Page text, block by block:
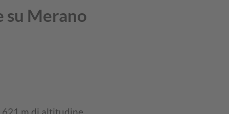
su Merano
m di altitudine.